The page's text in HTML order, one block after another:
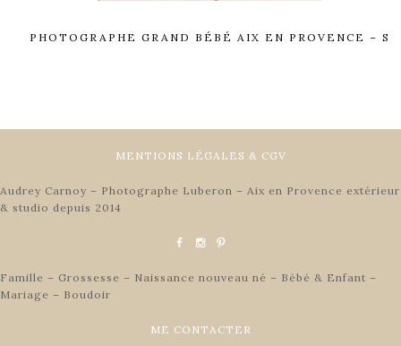
PHOTOGRAPHE GRAND BÉBÉ AIX EN PROVENCE – S
MENTIONS LÉGALES & CGV
Audrey Carnoy – Photographe Luberon – Aix en Provence extérieur
& studio depuis 2014
Famille – Grossesse – Naissance nouveau né – Bébé & Enfant –
Mariage – Boudoir
ME CONTACTER